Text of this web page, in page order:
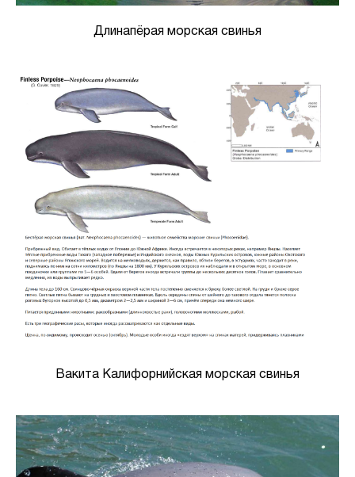
Длинапёрая морская свинья
Вакита Калифорнийская морская свинья